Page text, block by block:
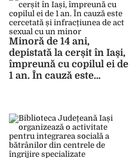
Minoră de 14 ani,
depistată la cerșit în Iași,
împreună cu copilul ei de
1 an. În cauză este